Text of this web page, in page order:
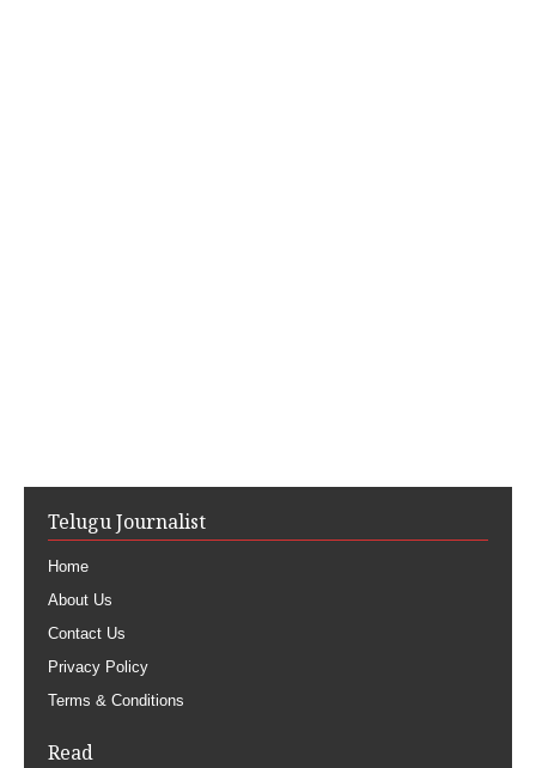
Telugu Journalist
Home
About Us
Contact Us
Privacy Policy
Terms & Conditions
Read